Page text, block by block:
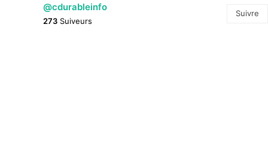
@cdurableinfo
273 Suiveurs
Suivre